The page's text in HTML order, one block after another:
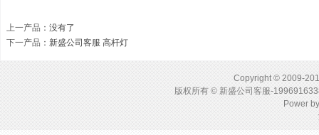
上一产品 ：没有了
下一产品 ： 新盛公司客服 高杆灯
Copyright © 2009-
版权所有 © 新盛公司客服-
Power